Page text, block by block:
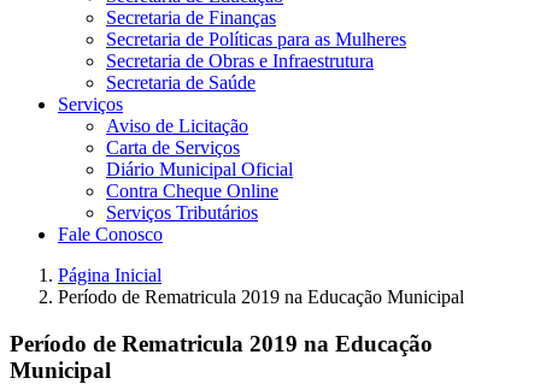
Secretaria de Finanças
Secretaria de Políticas para as Mulheres
Secretaria de Obras e Infraestrutura
Secretaria de Saúde
Serviços
Aviso de Licitação
Carta de Serviços
Diário Municipal Oficial
Contra Cheque Online
Serviços Tributários
Fale Conosco
Página Inicial
Período de Rematricula 2019 na Educação Municipal
Período de Rematricula 2019 na Educação
Municipal